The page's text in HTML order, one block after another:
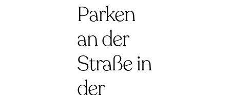
Parken
an der
Straße in
der